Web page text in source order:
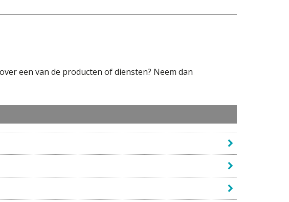
een van de producten of diensten? Neem dan